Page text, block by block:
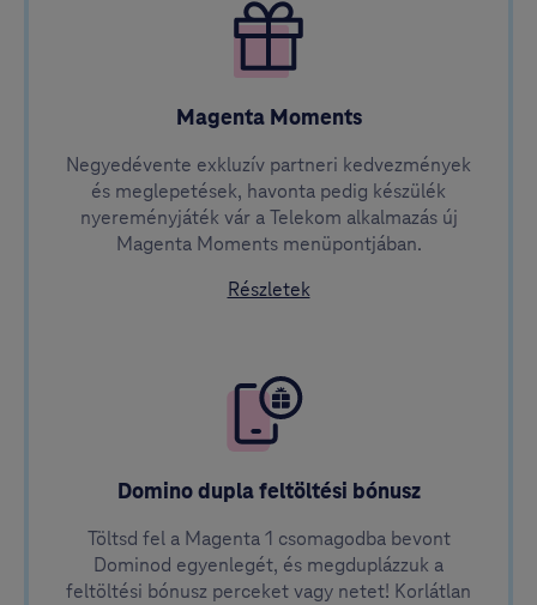
Magenta Moments
Negyedévente exkluzív partneri kedvezmények
és meglepetések, havonta pedig készülék
nyereményjáték vár a Telekom alkalmazás új
Magenta Moments menüpontjában.
Részleteka Magenta Momentsről
Domino dupla feltöltési bónusz
Töltsd fel a Magenta 1 csomagodba bevont
Dominod egyenlegét, és megduplázzuk a
feltöltési bónusz perceket vagy netet! Korlátlan